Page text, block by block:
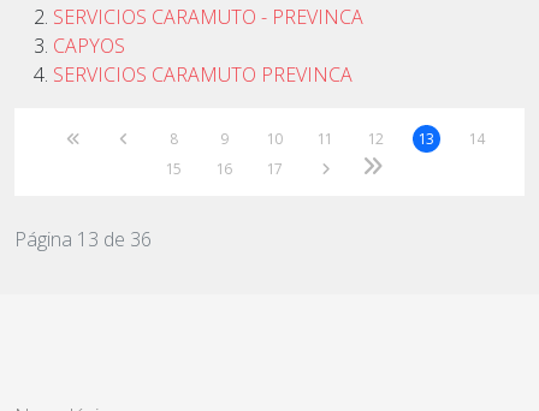
SERVICIOS CARAMUTO - PREVINCA
CAPYOS
SERVICIOS CARAMUTO PREVINCA
8 9 10 11 12 13
14
15
16 17
Página 13 de 36